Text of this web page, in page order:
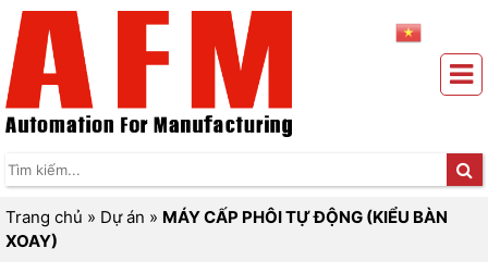
Trang chủ » Dự án » MÁY CẤP PHÔI TỰ ĐỘNG (KIỂU BÀN
XOAY)